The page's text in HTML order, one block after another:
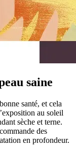
saine
santé, et cela
au soleil
sèche et terne.
des
en profondeur.